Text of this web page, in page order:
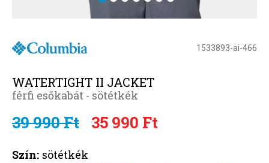
1533893-ai-466
WATERTIGHT II JACKET
férfi esőkabát - sötétkék
39 990 Ft 35 990 Ft
Szín: sötétkék